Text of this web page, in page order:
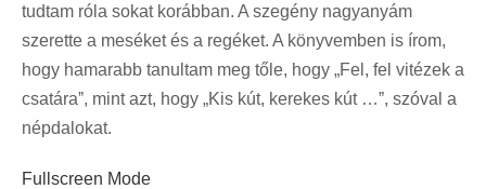
tudtam róla sokat korábban. A szegény nagyanyám
szerette a meséket és a regéket. A könyvemben is írom,
hogy hamarabb tanultam meg tőle, hogy „Fel, fel vitézek a
csatáraˮ, mint azt, hogy „Kis kút, kerekes kút …ˮ, szóval a
népdalokat.
Fullscreen Mode